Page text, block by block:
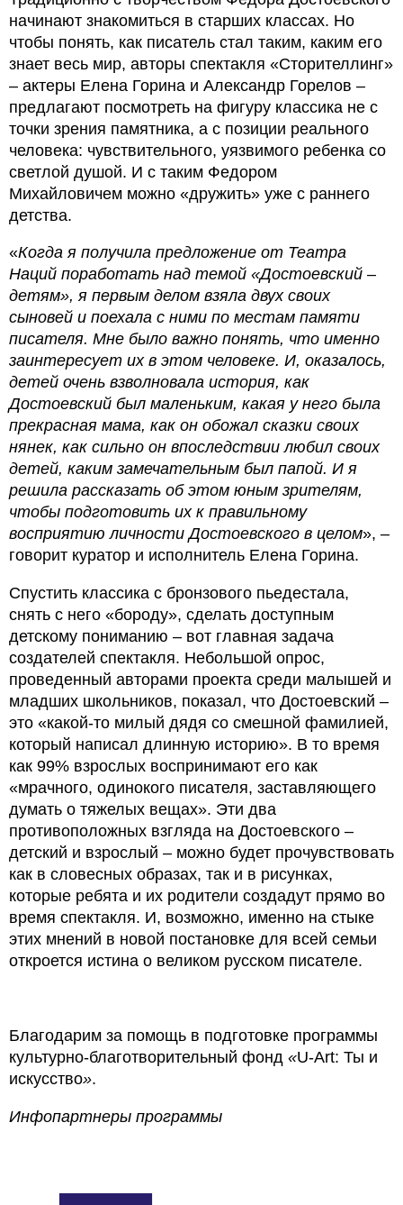
начинают знакомиться в старших классах. Но
чтобы понять, как писатель стал таким, каким его
знает весь мир, авторы спектакля «Сторителлинг»
– актеры Елена Горина и Александр Горелов –
предлагают посмотреть на фигуру классика не с
точки зрения памятника, а с позиции реального
человека: чувствительного, уязвимого ребенка со
светлой душой. И с таким Федором
Михайловичем можно «дружить» уже с раннего
детства.
«Когда я получила предложение от Театра
Наций поработать над темой «Достоевский –
детям», я первым делом взяла двух своих
сыновей и поехала с ними по местам памяти
писателя. Мне было важно понять, что именно
заинтересует их в этом человеке. И, оказалось,
детей очень взволновала история, как
Достоевский был маленьким, какая у него была
прекрасная мама, как он обожал сказки своих
нянек, как сильно он впоследствии любил своих
детей, каким замечательным был папой. И я
решила рассказать об этом юным зрителям,
чтобы подготовить их к правильному
восприятию личности Достоевского в целом», –
говорит куратор и исполнитель Елена Горина.
Спустить классика с бронзового пьедестала,
снять с него «бороду», сделать доступным
детскому пониманию – вот главная задача
создателей спектакля. Небольшой опрос,
проведенный авторами проекта среди малышей и
младших школьников, показал, что Достоевский –
это «какой-то милый дядя со смешной фамилией,
который написал длинную историю». В то время
как 99% взрослых воспринимают его как
«мрачного, одинокого писателя, заставляющего
думать о тяжелых вещах». Эти два
противоположных взгляда на Достоевского –
детский и взрослый – можно будет прочувствовать
как в словесных образах, так и в рисунках,
которые ребята и их родители создадут прямо во
время спектакля. И, возможно, именно на стыке
этих мнений в новой постановке для всей семьи
откроется истина о великом русском писателе.
Благодарим за помощь в подготовке программы
культурно-благотворительный фонд «U-Art: Ты и
искусство».
Инфопартнеры программы